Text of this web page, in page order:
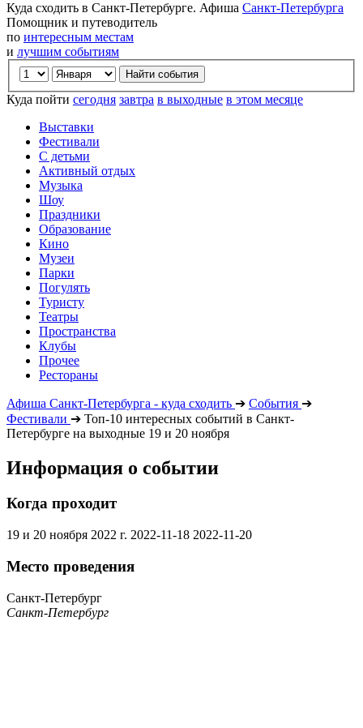
Куда сходить в Санкт-Петербурге. Афиша Санкт-Петербурга
Помощник и путеводитель
по интересным местам
и лучшим событиям
Куда пойти сегодня завтра в выходные в этом месяце
Выставки
Фестивали
С детьми
Активный отдых
Музыка
Шоу
Праздники
Образование
Кино
Музеи
Парки
Погулять
Туристу
Театры
Пространства
Клубы
Прочее
Рестораны
Афиша Санкт-Петербурга - куда сходить ➔ События ➔
Фестивали ➔ Топ-10 интересных событий в Санкт-
Петербурге на выходные 19 и 20 ноября
Информация о событии
Когда проходит
19 и 20 ноября 2022 г. 2022-11-18 2022-11-20
Место проведения
Санкт-Петербург
Санкт-Петербург